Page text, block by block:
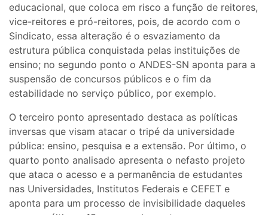
educacional, que coloca em risco a função de reitores,
vice-reitores e pró-reitores, pois, de acordo com o
Sindicato, essa alteração é o esvaziamento da
estrutura pública conquistada pelas instituições de
ensino; no segundo ponto o ANDES-SN aponta para a
suspensão de concursos públicos e o fim da
estabilidade no serviço público, por exemplo.
O terceiro ponto apresentado destaca as políticas
inversas que visam atacar o tripé da universidade
pública: ensino, pesquisa e a extensão. Por último, o
quarto ponto analisado apresenta o nefasto projeto
que ataca o acesso e a permanência de estudantes
nas Universidades, Institutos Federais e CEFET e
aponta para um processo de invisibilidade daqueles